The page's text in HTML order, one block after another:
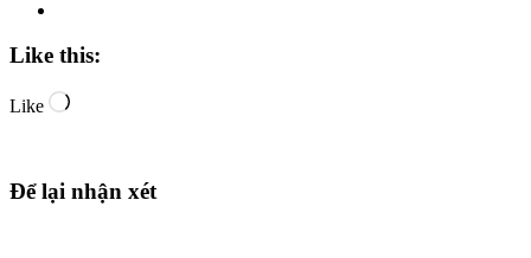
Like this:
Like Loading…
Để lại nhận xét